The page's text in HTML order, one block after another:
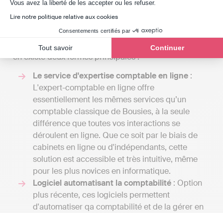
Vous avez la liberté de les accepter ou les refuser.
Lire notre politique relative aux cookies
Consentements certifiés par
Tout savoir Continuer
Si vous n'avez pas forcément besoin d'un contact en
personne avec votre expert-comptable, la
comptabilité en ligne est une solution à considérer. Il
en existe deux formes principales :
Le service d'expertise comptable en ligne :
L'expert-comptable en ligne offre
essentiellement les mêmes services qu’un
comptable classique de Bousies, à la seule
différence que toutes vos interactions se
déroulent en ligne. Que ce soit par le biais de
cabinets en ligne ou d'indépendants, cette
solution est accessible et très intuitive, même
pour les plus novices en informatique.
Logiciel automatisant la comptabilité : Option
plus récente, ces logiciels permettent
d'automatiser qa comptabilité et de la gérer en